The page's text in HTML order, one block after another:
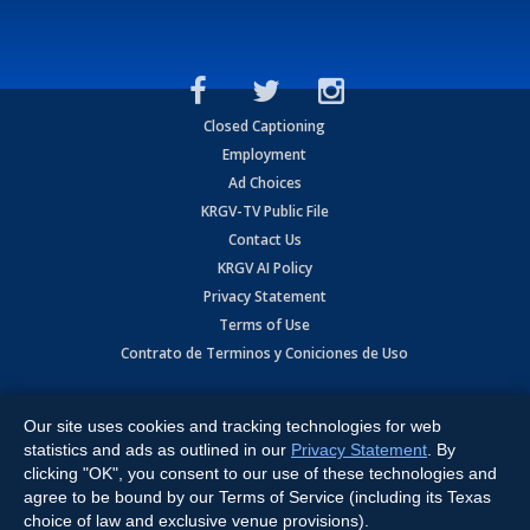
Closed Captioning
Employment
Ad Choices
KRGV-TV Public File
Contact Us
KRGV AI Policy
Privacy Statement
Terms of Use
Contrato de Terminos y Coniciones de Uso
Expressway, Weslaco, TX 78596.
All Rights Reserved. Powered by:Ruby Shore Software
Our site uses cookies and tracking technologies for web
statistics and ads as outlined in our Privacy Statement . By
clicking "OK", you consent to our use of these technologies and
agree to be bound by our Terms of Service (including its Texas
choice of law and exclusive venue provisions).